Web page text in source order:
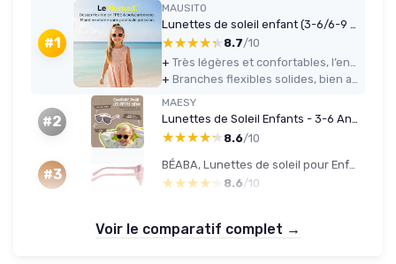
#1
MAUSITO
★★★★★
★★★★★ 8.7/10
+
+
#2
MAESY
Lunettes de Soleil Enfants - 3-6 Ans - Protection UV400 Polarised - Cadre Flexible et Pliable - Lunettes de Soleil Sûres et Confortables pour Tout-Petits et Enfants d'Âge Préscolaire - Faela Violet
★★★★★
★★★★★ 8.6/10
#3 ★★★★★
★★★★★ 8.6/10
Voir le comparatif complet →